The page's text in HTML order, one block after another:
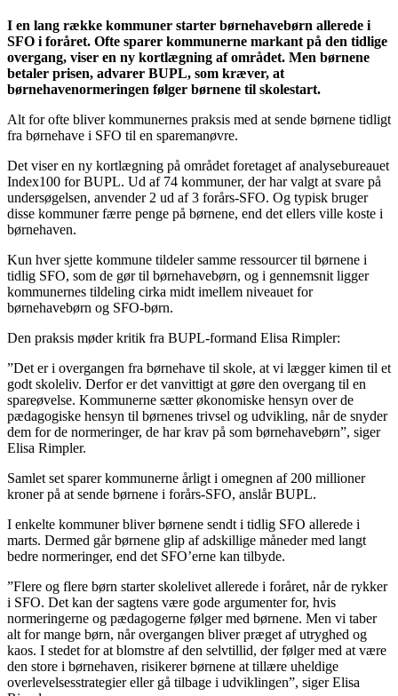
I en lang række kommuner starter børnehavebørn allerede i
SFO i foråret. Ofte sparer kommunerne markant på den tidlige
overgang, viser en ny kortlægning af området. Men børnene
betaler prisen, advarer BUPL, som kræver, at
børnehavenormeringen følger børnene til skolestart.
Alt for ofte bliver kommunernes praksis med at sende børnene tidligt
fra børnehave i SFO til en sparemanøvre.
Det viser en ny kortlægning på området foretaget af analysebureauet
Index100 for BUPL. Ud af 74 kommuner, der har valgt at svare på
undersøgelsen, anvender 2 ud af 3 forårs-SFO. Og typisk bruger
disse kommuner færre penge på børnene, end det ellers ville koste i
børnehaven.
Kun hver sjette kommune tildeler samme ressourcer til børnene i
tidlig SFO, som de gør til børnehavebørn, og i gennemsnit ligger
kommunernes tildeling cirka midt imellem niveauet for
børnehavebørn og SFO-børn.
Den praksis møder kritik fra BUPL-formand Elisa Rimpler:
”Det er i overgangen fra børnehave til skole, at vi lægger kimen til et
godt skoleliv. Derfor er det vanvittigt at gøre den overgang til en
spareøvelse. Kommunerne sætter økonomiske hensyn over de
pædagogiske hensyn til børnenes trivsel og udvikling, når de snyder
dem for de normeringer, de har krav på som børnehavebørn”, siger
Elisa Rimpler.
Samlet set sparer kommunerne årligt i omegnen af 200 millioner
kroner på at sende børnene i forårs-SFO, anslår BUPL.
I enkelte kommuner bliver børnene sendt i tidlig SFO allerede i
marts. Dermed går børnene glip af adskillige måneder med langt
bedre normeringer, end det SFO’erne kan tilbyde.
”Flere og flere børn starter skolelivet allerede i foråret, når de rykker
i SFO. Det kan der sagtens være gode argumenter for, hvis
normeringerne og pædagogerne følger med børnene. Men vi taber
alt for mange børn, når overgangen bliver præget af utryghed og
kaos. I stedet for at blomstre af den selvtillid, der følger med at være
den store i børnehaven, risikerer børnene at tillære uheldige
overlevelsesstrategier eller gå tilbage i udviklingen”, siger Elisa